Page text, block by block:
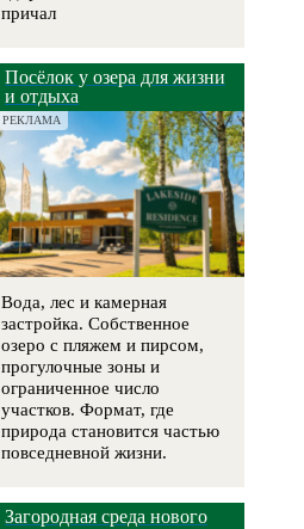
причал
Посёлок у озера для жизни
и отдыха
РЕКЛАМА
Вода, лес и камерная
застройка. Собственное
озеро с пляжем и пирсом,
прогулочные зоны и
ограниченное число
участков. Формат, где
природа становится частью
повседневной жизни.
Загородная среда нового